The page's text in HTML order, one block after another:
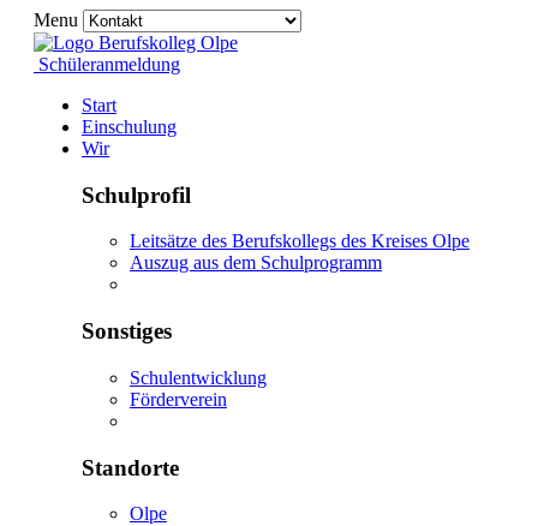
Menu
Schüleranmeldung
Start
Einschulung
Wir
Schulprofil
Leitsätze des Berufskollegs des Kreises Olpe
Auszug aus dem Schulprogramm
Sonstiges
Schulentwicklung
Förderverein
Standorte
Olpe